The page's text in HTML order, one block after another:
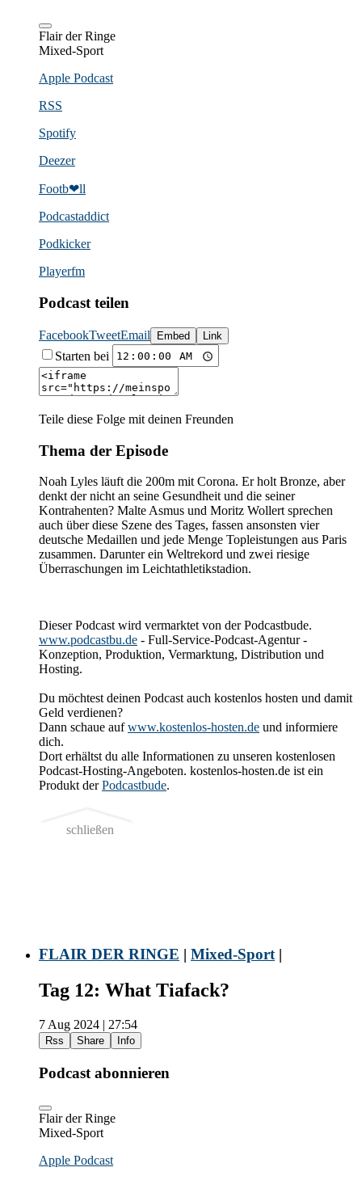
Flair der Ringe
Mixed-Sport
Apple Podcast
RSS
Spotify
Deezer
Footb❤ll
Podcast­addict
Podkicker
Playerfm
Podcast teilen
FacebookTweetEmail Embed Link
Starten bei
Teile diese Folge mit deinen Freunden
Thema der Episode
Noah Lyles läuft die 200m mit Corona. Er holt Bronze, aber
denkt der nicht an seine Gesundheit und die seiner
Kontrahenten? Malte Asmus und Moritz Wollert sprechen
auch über diese Szene des Tages, fassen ansonsten vier
deutsche Medaillen und jede Menge Topleistungen aus Paris
zusammen. Darunter ein Weltrekord und zwei riesige
Überraschungen im Leichtathletikstadion.
Dieser Podcast wird vermarktet von der Podcastbude.
www.podcastbu.de - Full-Service-Podcast-Agentur -
Konzeption, Produktion, Vermarktung, Distribution und
Hosting.
Du möchtest deinen Podcast auch kostenlos hosten und damit
Geld verdienen?
Dann schaue aufwww.kostenlos-hosten.de und informiere
dich.
Dort erhältst du alle Informationen zu unseren kostenlosen
Podcast-Hosting-Angeboten. kostenlos-hosten.de ist ein
Produkt derPodcastbude.
schließen
FLAIR DER RINGE | Mixed-Sport |
Tag 12: What Tiafack?
7 Aug 2024 | 27:54
Rss Share Info
Podcast abonnieren
Flair der Ringe
Mixed-Sport
Apple Podcast